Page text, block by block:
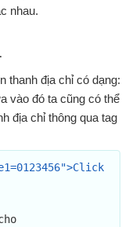
nhau.
thanh địa chỉ có dạng:
vào đó ta cũng có thể
địa chỉ thông qua tag